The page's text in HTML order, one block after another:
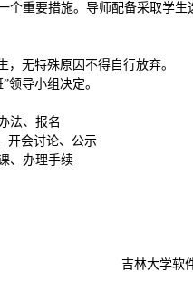
个重要措施。导师配备采取学
，无特殊原因不得自行放弃。
领导小组决定。
法、报名
开会讨论、公示
、办理手续
吉林大学软